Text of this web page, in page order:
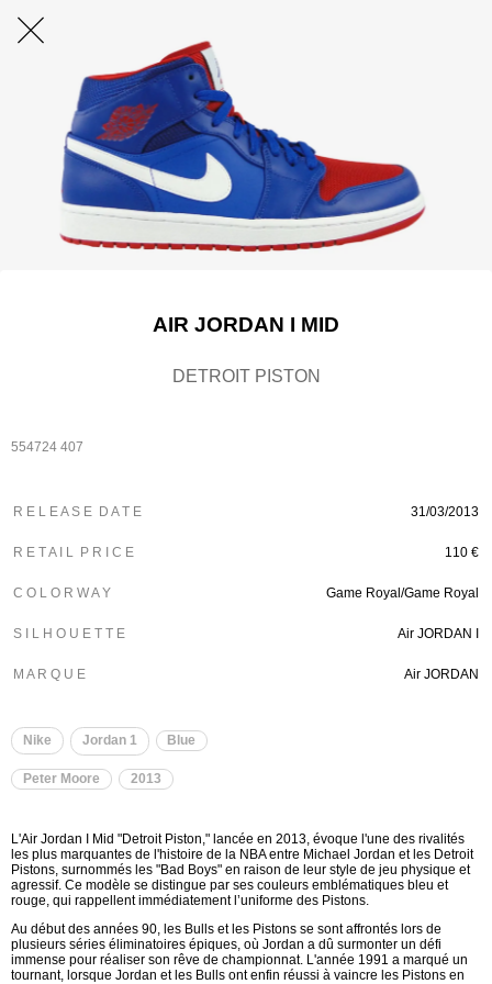
AIR JORDAN I MID
DETROIT PISTON
554724 407
R E L E A S E D A T E 31/03/2013
R E T A I L P R I C E 110 €
C O L O R W A Y Game Royal/Game Royal
S I L H O U E T T E Air JORDAN I
M A R Q U E Air JORDAN
Nike Jordan 1 Blue
Peter Moore 2013
L'Air Jordan I Mid "Detroit Piston," lancée en 2013, évoque l'une des rivalités
les plus marquantes de l'histoire de la NBA entre Michael Jordan et les Detroit
Pistons, surnommés les "Bad Boys" en raison de leur style de jeu physique et
agressif. Ce modèle se distingue par ses couleurs emblématiques bleu et
rouge, qui rappellent immédiatement l’uniforme des Pistons.
Au début des années 90, les Bulls et les Pistons se sont affrontés lors de
plusieurs séries éliminatoires épiques, où Jordan a dû surmonter un défi
immense pour réaliser son rêve de championnat. L'année 1991 a marqué un
tournant, lorsque Jordan et les Bulls ont enfin réussi à vaincre les Pistons en